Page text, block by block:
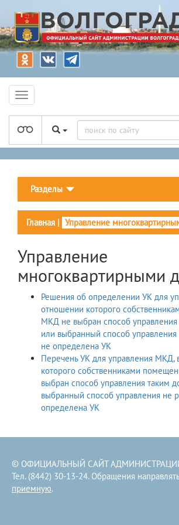
Разделы
Главная | Управление
Управление
многоквартирными
Решения об определении УК для
отношении которого
МКД не выбран способ
или выбранный способ управления
не определена УК
Перечень УК для управления МКД,
которого собственниками
выбран способ управления таким
выбранный способ управления не
определена УК
© ОФИЦИАЛЬНЫЙ САЙТ
Тел. (8442) 30-13-24. Обращения
приемную.